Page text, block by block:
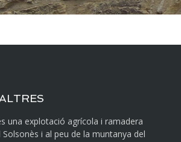
una explotació agrícola i ramadera
i al peu de la muntanya del